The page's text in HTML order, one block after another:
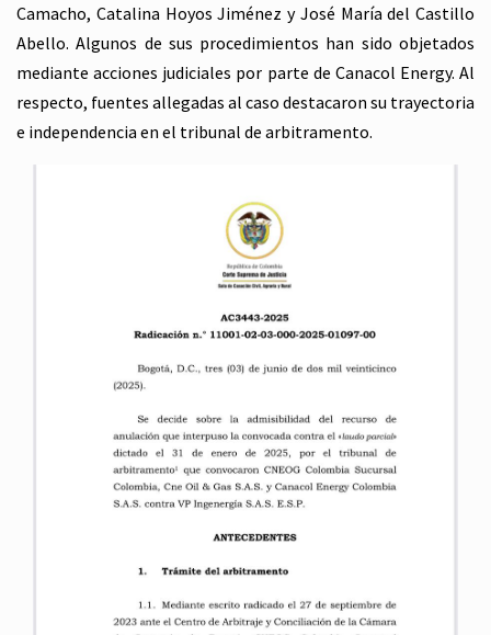
Camacho, Catalina Hoyos Jiménez y José María del Castillo
Abello. Algunos de sus procedimientos han sido objetados
mediante acciones judiciales por parte de Canacol Energy. Al
respecto, fuentes allegadas al caso destacaron su trayectoria
e independencia en el tribunal de arbitramento.